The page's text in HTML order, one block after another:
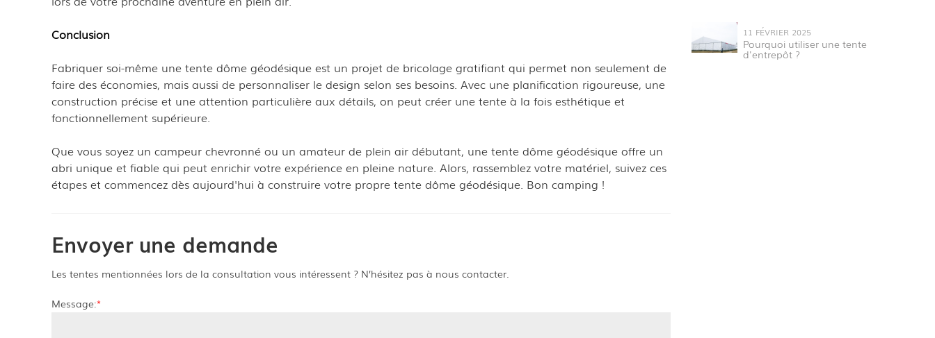
11 FÉVRIER 2025
Pourquoi utiliser une tente
d'entrepôt ?
Conclusion
Fabriquer soi-même une tente dôme géodésique est un projet de bricolage gratifiant qui permet non seulement de
faire des économies, mais aussi de personnaliser le design selon ses besoins. Avec une planification rigoureuse, une
construction précise et une attention particulière aux détails, on peut créer une tente à la fois esthétique et
fonctionnellement supérieure.
Que vous soyez un campeur chevronné ou un amateur de plein air débutant, une tente dôme géodésique offre un
abri unique et fiable qui peut enrichir votre expérience en pleine nature. Alors, rassemblez votre matériel, suivez ces
étapes et commencez dès aujourd'hui à construire votre propre tente dôme géodésique. Bon camping !
Envoyer une demande
Les tentes mentionnées lors de la consultation vous intéressent ? N’hésitez pas à nous contacter.
Message:*